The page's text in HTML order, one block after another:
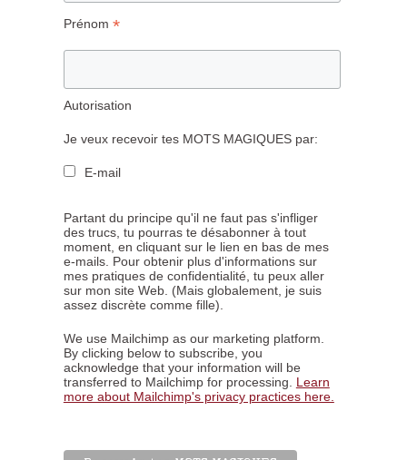
Prénom *
Autorisation
Je veux recevoir tes MOTS MAGIQUES par:
E-mail
Partant du principe qu'il ne faut pas s'infliger
des trucs, tu pourras te désabonner à tout
moment, en cliquant sur le lien en bas de mes
e-mails. Pour obtenir plus d'informations sur
mes pratiques de confidentialité, tu peux aller
sur mon site Web. (Mais globalement, je suis
assez discrète comme fille).
We use Mailchimp as our marketing platform.
By clicking below to subscribe, you
acknowledge that your information will be
transferred to Mailchimp for processing. Learn
more about Mailchimp's privacy practices here.